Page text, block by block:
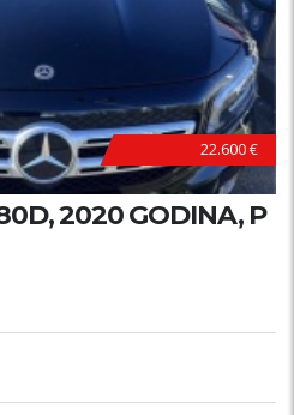
22.600 €
2020 GODINA, P